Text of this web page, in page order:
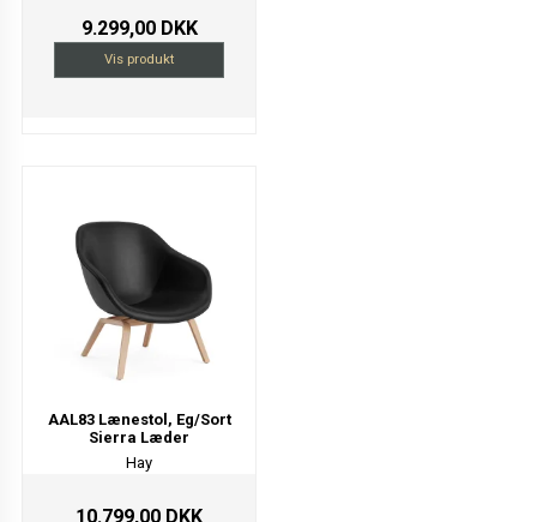
9.299,00 DKK
Vis produkt
AAL83 Lænestol, Eg/Sort
Sierra Læder
Hay
10.799,00 DKK